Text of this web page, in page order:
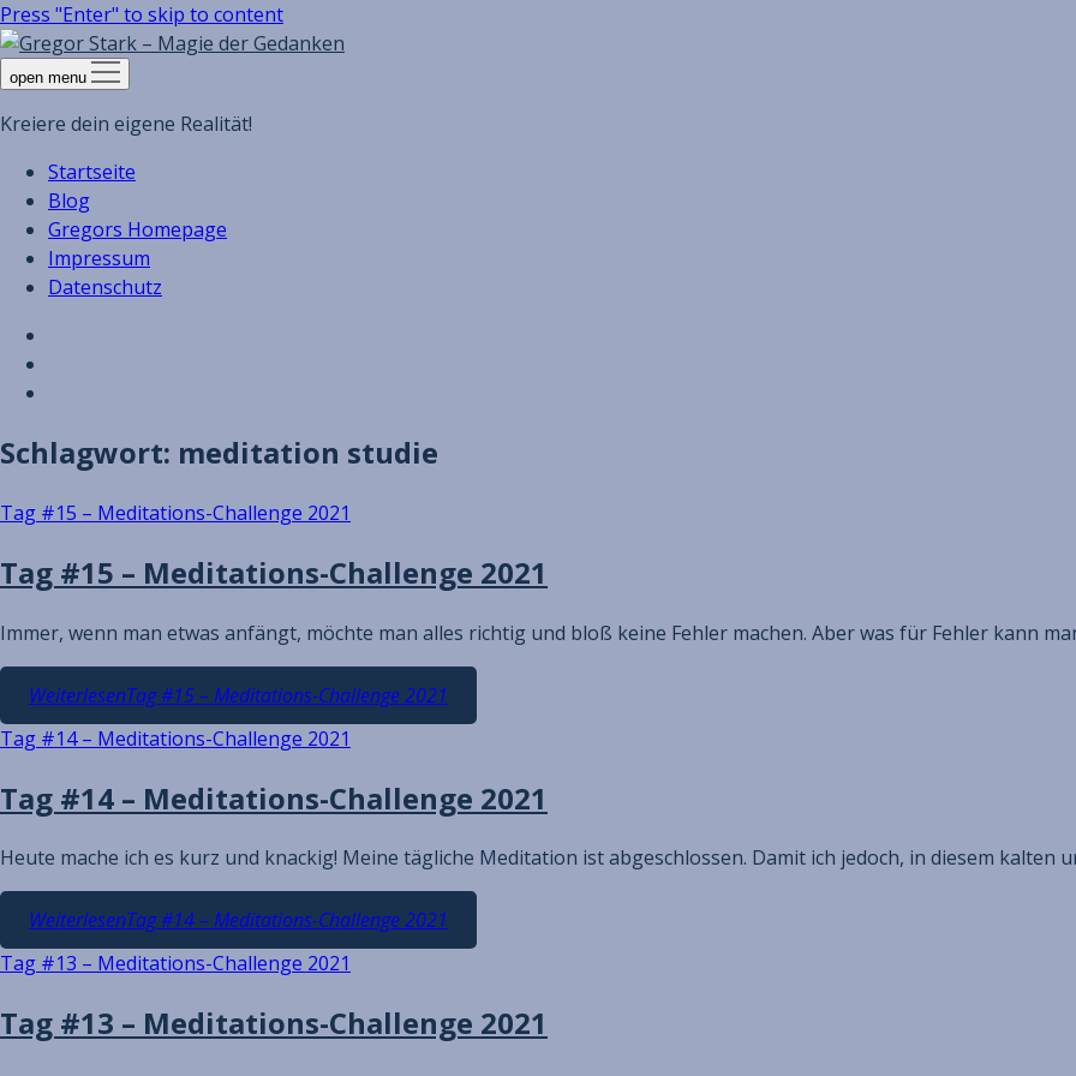
Press "Enter" to skip to content
open menu
Kreiere dein eigene Realität!
Startseite
Blog
Gregors Homepage
Impressum
Datenschutz
Schlagwort: meditation studie
Tag #15 – Meditations-Challenge 2021
Tag #15 – Meditations-Challenge 2021
Immer, wenn man etwas anfängt, möchte man alles richtig und bloß keine Fehler machen. Aber was für Fehler kann
WeiterlesenTag #15 – Meditations-Challenge 2021
Tag #14 – Meditations-Challenge 2021
Tag #14 – Meditations-Challenge 2021
Heute mache ich es kurz und knackig! Meine tägliche Meditation ist abgeschlossen. Damit ich jedoch, in diesem
WeiterlesenTag #14 – Meditations-Challenge 2021
Tag #13 – Meditations-Challenge 2021
Tag #13 – Meditations-Challenge 2021